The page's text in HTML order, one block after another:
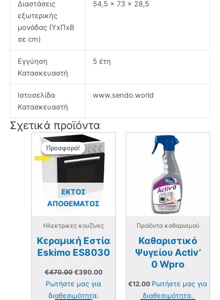
Διαστάσεις
εξωτερικής
μονάδας (ΥxΠxΒ
σε cm)
54,5 x 73 x 28,5
Εγγύηση
Κατασκευαστή
5 έτη
Ιστοσελίδα
Κατασκευαστή
www.sendo.world
Σχετικά προϊόντα
Προσφορά!
ΕΚΤΌΣ
ΑΠΟΘΈΜΑΤΟΣ
Προσφορά!
Ηλεκτρικές κουζίνες
Κεραμική Εστία
Eskimo ES8030
€470.00 Original
was:
€470.00.
€390.00Η
Ρωτήστε μας για
διαθεσιμότητα.
Προϊόντα καθαρισμού
Καθαριστικό
Ψυγείου Activ’
0 Wpro
€12.00 Ρωτήστε μας για
διαθεσιμότητα.